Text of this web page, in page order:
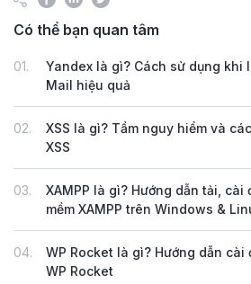
Có thể bạn quan tâm
01.
Yandex là gì? Cách sử dụng khi
Mail hiệu quả
02.
XSS là gì? Tầm nguy hiểm và
XSS
03.
XAMPP là gì? Hướng dẫn tải,
mềm XAMPP trên Windows &
04.
WP Rocket là gì? Hướng dẫn
WP Rocket